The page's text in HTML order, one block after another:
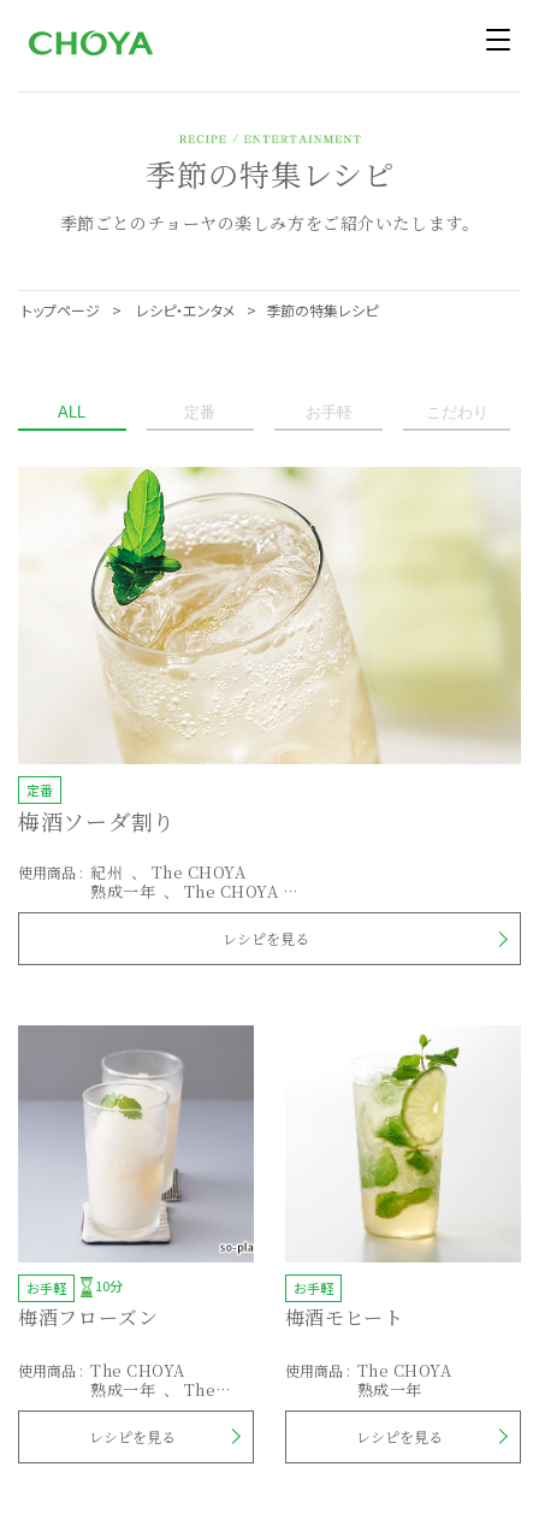
季節の特集レシピ
季節ごとのチョーヤの楽しみ方をご紹介いたします。
トップページ レシピ・エンタメ 季節の特集レシピ
ALL 定番 お手軽 こだわり
定番
梅酒ソーダ割り
使用商品 : 紀州
The CHOYA
熟成一年
The CHOYA
AGED 3 YEARS
レシピを見る
お手軽 10分
梅酒フローズン
使用商品 : The CHOYA
熟成一年
CHOYA
AGED 3 YEARS
EXTRA FRUIT
さらりとした梅酒
レシピを見る
お手軽
梅酒モヒート
使用商品 : The CHOYA
熟成一年
レシピを見る